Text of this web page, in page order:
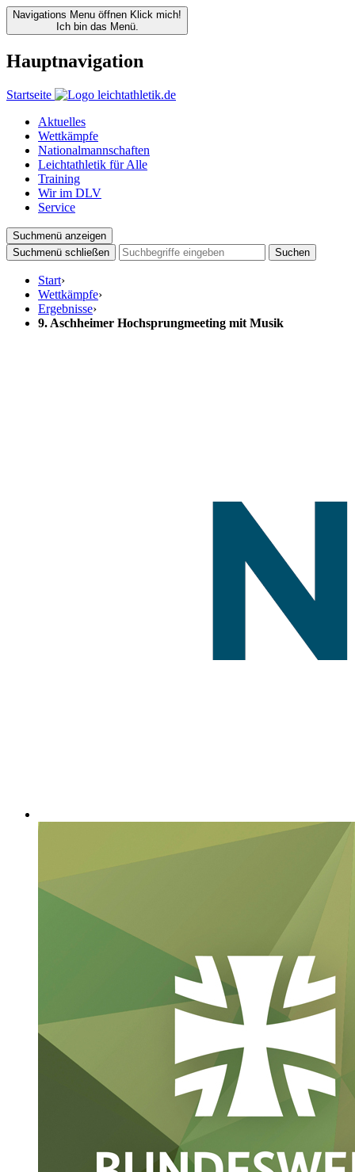
Navigations Menu öffnen Klick mich!
Ich bin das Menü.
Hauptnavigation
Startseite
Aktuelles
Wettkämpfe
Nationalmannschaften
Leichtathletik für Alle
Training
Wir im DLV
Service
Suchmenü anzeigen
Suchmenü schließen
Suchen
Start›
Wettkämpfe›
Ergebnisse›
9. Aschheimer Hochsprungmeeting mit Musik